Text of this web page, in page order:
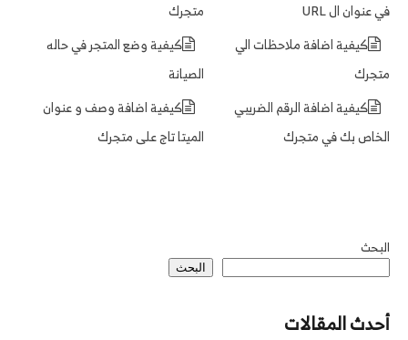
متجرك
في عنوان ال URL
كيفية وضع المتجر في حاله
الصيانة
كيفية اضافة ملاحظات الي
متجرك
كيفية اضافة وصف و عنوان
الميتا تاج على متجرك
كيفية اضافة الرقم الضريبي
الخاص بك في متجرك
البحث
البحث
أحدث المقالات